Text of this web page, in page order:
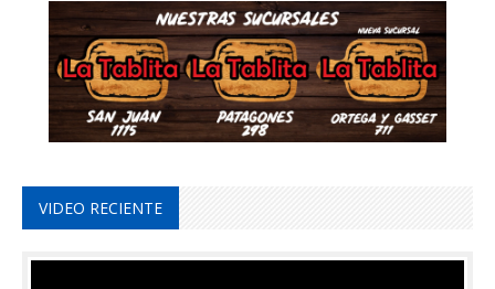
VIDEO RECIENTE